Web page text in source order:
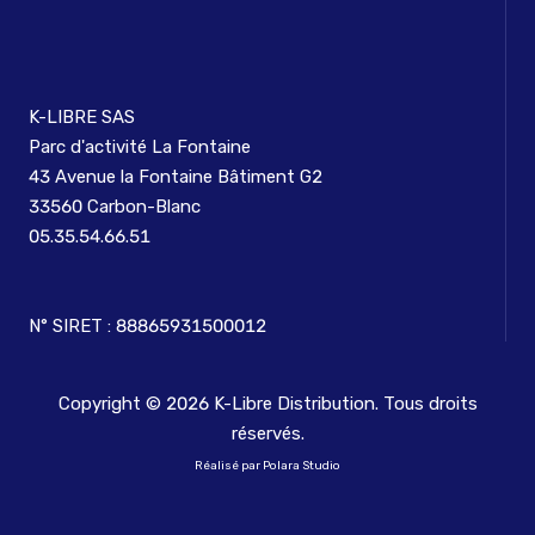
K-LIBRE SAS
Parc d'activité La Fontaine
43 Avenue la Fontaine Bâtiment G2
33560 Carbon-Blanc
05.35.54.66.51
N° SIRET : 88865931500012
Copyright © 2026K-Libre Distribution. Tous droits
réservés.
Réalisé par Polara Studio